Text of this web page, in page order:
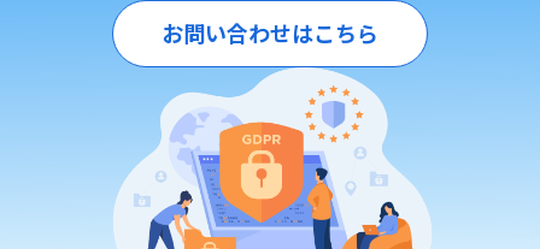
お問い合わせはこちら